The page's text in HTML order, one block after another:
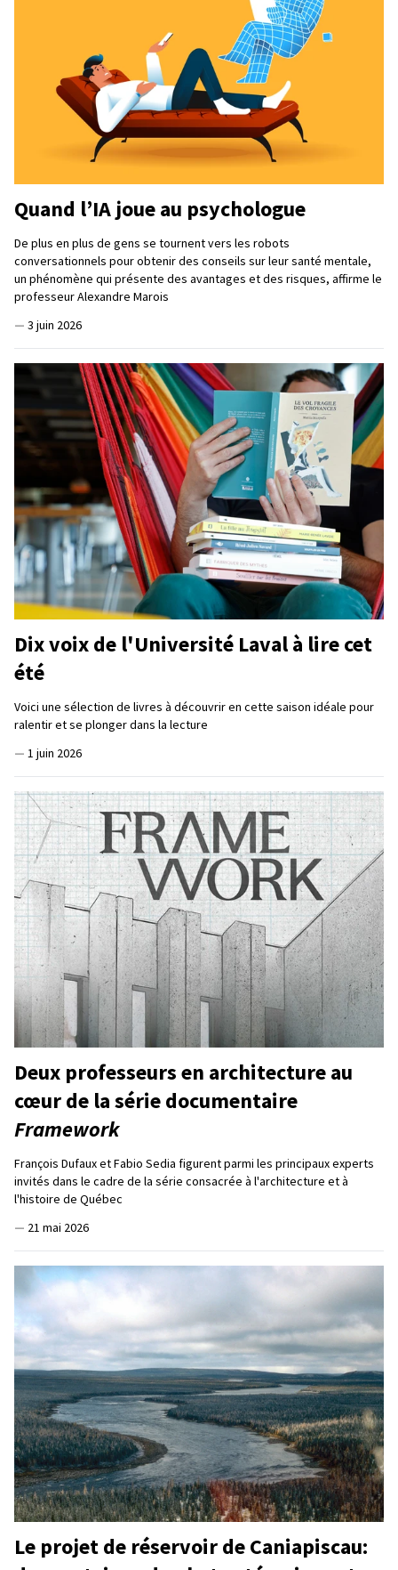
Quand l’IA joue au psychologue
De plus en plus de gens se tournent vers les robots
conversationnels pour obtenir des conseils sur leur santé mentale,
un phénomène qui présente des avantages et des risques, affirme le
professeur Alexandre Marois
— 3 juin 2026
Dix voix de l'Université Laval à lire cet
été
Voici une sélection de livres à découvrir en cette saison idéale pour
ralentir et se plonger dans la lecture
— 1 juin 2026
Deux professeurs en architecture au
cœur de la série documentaire
Framework
François Dufaux et Fabio Sedia figurent parmi les principaux experts
invités dans le cadre de la série consacrée à l'architecture et à
l'histoire de Québec
— 21 mai 2026
Le projet de réservoir de Caniapiscau: